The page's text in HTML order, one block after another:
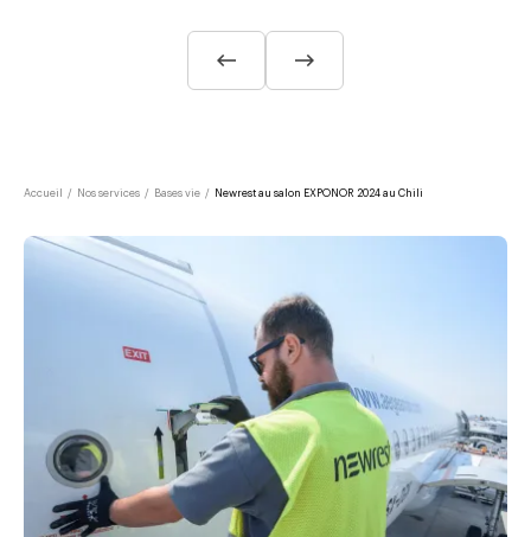
Accueil / Nos services / Bases vie / Newrest au salon EXPONOR 2024 au Chili